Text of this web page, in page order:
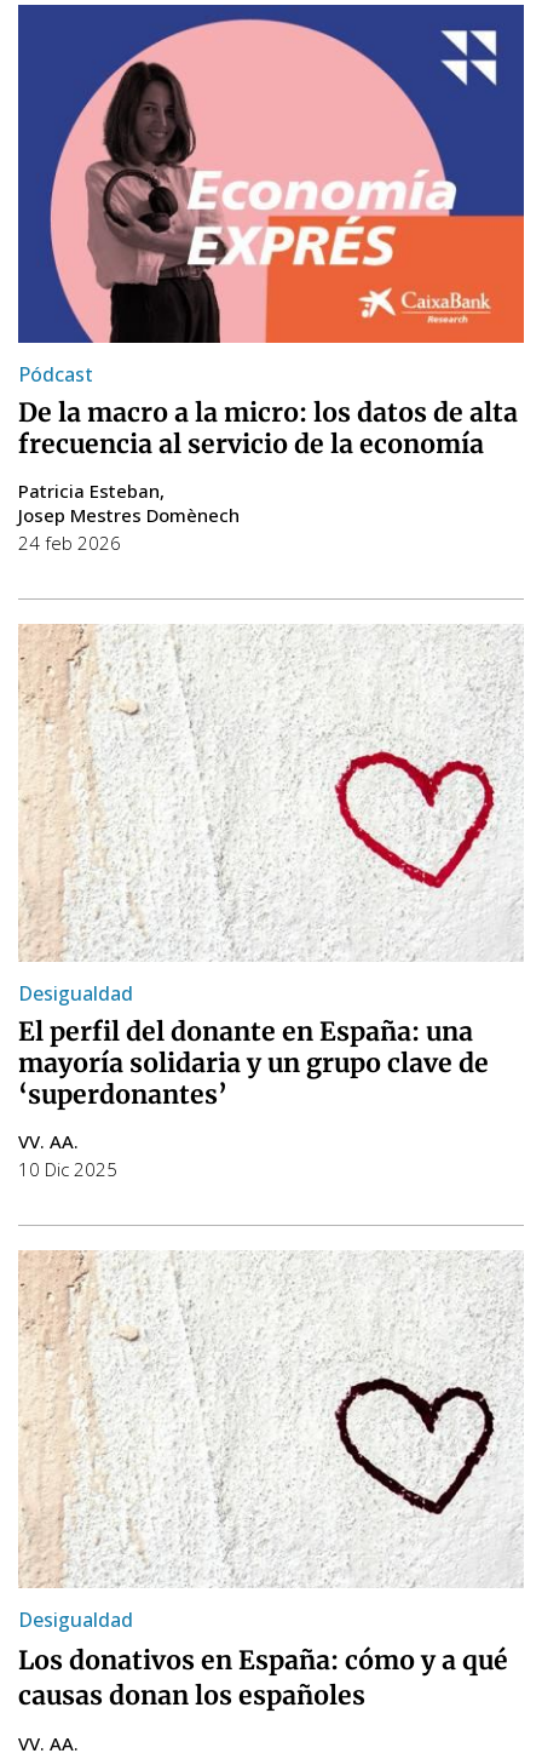
Pódcast
De la macro a la micro: los datos de alta
frecuencia al servicio de la economía
Patricia Esteban
Josep Mestres Domènech
24 feb 2026
Desigualdad
El perfil del donante en España: una
mayoría solidaria y un grupo clave de
‘superdonantes’
VV. AA.
10 Dic 2025
Desigualdad
Los donativos en España: cómo y a qué
causas donan los españoles
VV. AA.